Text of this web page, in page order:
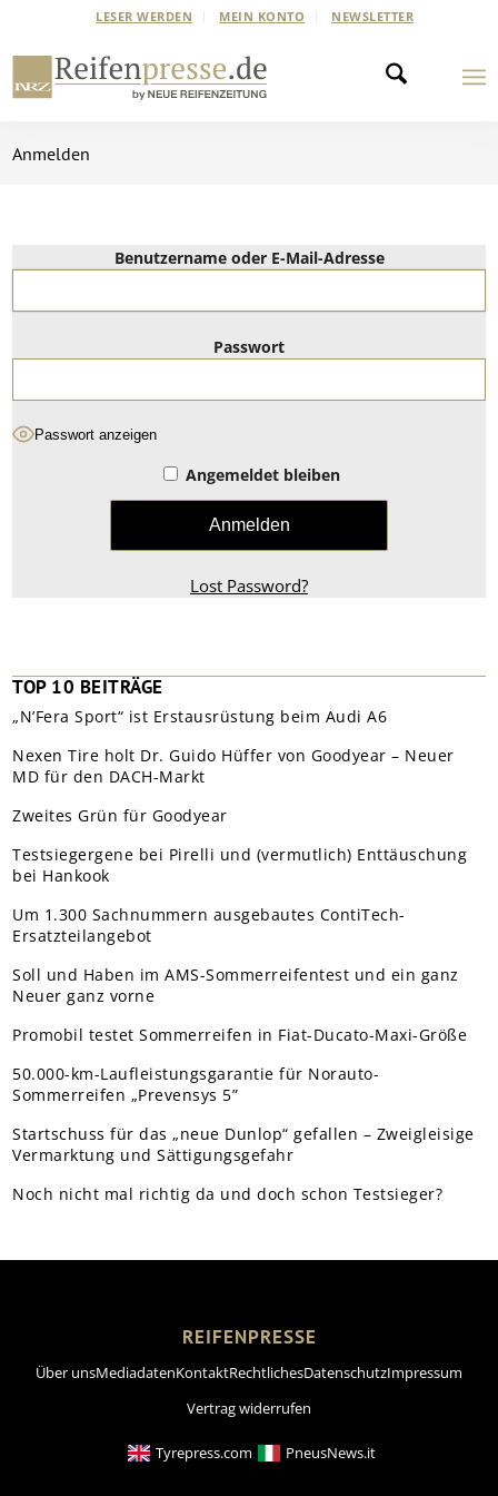
LESER WERDEN MEIN KONTO NEWSLETTER
Anmelden
Benutzername oder E-Mail-Adresse
Passwort
Passwort anzeigen
Angemeldet bleiben
Lost Password?
TOP 10 BEITRÄGE
„N’Fera Sport“ ist Erstausrüstung beim Audi A6
Nexen Tire holt Dr. Guido Hüffer von Goodyear – Neuer
MD für den DACH-Markt
Zweites Grün für Goodyear
Testsiegergene bei Pirelli und (vermutlich) Enttäuschung
bei Hankook
Um 1.300 Sachnummern ausgebautes ContiTech-
Ersatzteilangebot
Soll und Haben im AMS-Sommerreifentest und ein ganz
Neuer ganz vorne
Promobil testet Sommerreifen in Fiat-Ducato-Maxi-Größe
50.000-km-Laufleistungsgarantie für Norauto-
Sommerreifen „Prevensys 5”
Startschuss für das „neue Dunlop“ gefallen – Zweigleisige
Vermarktung und Sättigungsgefahr
Noch nicht mal richtig da und doch schon Testsieger?
REIFENPRESSE
Über unsMediadatenKontaktRechtlichesDatenschutzImpressum
Vertrag widerrufen
Tyrepress.com PneusNews.it